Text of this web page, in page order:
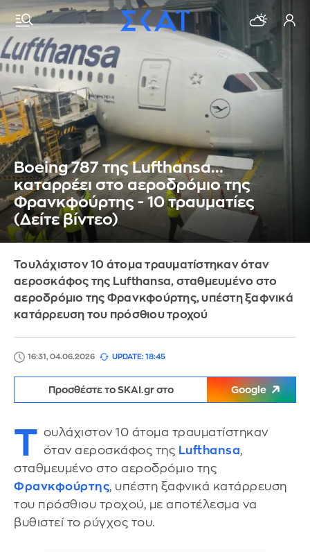
Boeing 787 της Lufthansa...
καταρρέει στο αεροδρόμιο της
Φρανκφούρτης - 10 τραυματίες
(Δείτε βίντεο)
Τουλάχιστον 10 άτομα τραυματίστηκαν όταν
αεροσκάφος της Lufthansa, σταθμευμένο στο
αεροδρόμιο της Φρανκφούρτης, υπέστη ξαφνικά
κατάρρευση του πρόσθιου τροχού
16:31, 04.06.2026 UPDATE: 18:45
Προσθέστε το SKAI.gr στο Google
Τ ουλάχιστον 10 άτομα τραυματίστηκαν
όταν αεροσκάφος της Lufthansa,
σταθμευμένο στο αεροδρόμιο της
Φρανκφούρτης, υπέστη ξαφνικά κατάρρευση
του πρόσθιου τροχού, με αποτέλεσμα να
βυθιστεί το ρύγχος του.